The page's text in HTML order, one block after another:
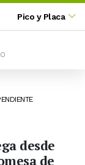
Pico y Placa
desde
de